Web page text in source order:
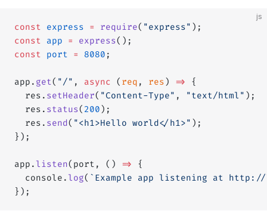
js
const express = require( "express" );
const app = express();
const port = 8080 ;
app. get( "/" , async ( req , res ) =>
{
  res.
setHeader( "Content-Type" , "text/html" );
  res.
status( 200 );
  res.
send( "<h1>Hello world</h1>" );
});
app. listen(port, () =>
{
  console.
log( `Example app listening at
});